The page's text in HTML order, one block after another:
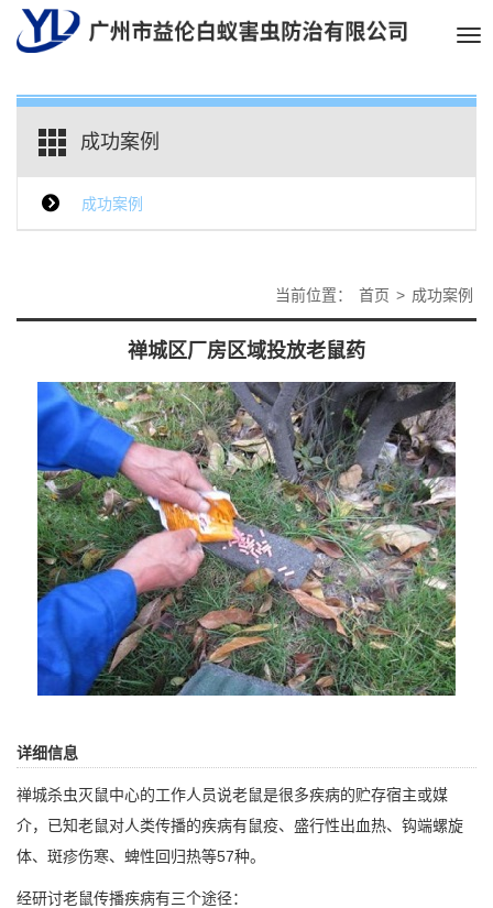
成功案例
成功案例
当前位置： 首页 > 成功案例
禅城区厂房区域投放老鼠药
详细信息
禅城杀虫灭鼠中心的工作人员说老鼠是很多疾病的贮存宿主或媒
介，已知老鼠对人类传播的疾病有鼠疫、盛行性出血热、钩端螺旋
体、斑疹伤寒、蜱性回归热等57种。
经研讨老鼠传播疾病有三个途径：